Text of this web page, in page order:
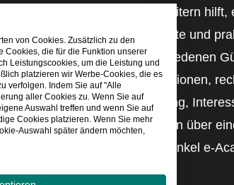
Mitarbeitern
relevante und
verschiedenen
Rezensionen,
Beratung,
verfügen über
Thuiswinkel e-
von Cookies. Zusätzlich zu den
Cookies, die für die Funktion unserer
Leistungscookies, um die Leistung und
platzieren wir Werbe-Cookies, die es
verfolgen. Indem Sie auf "Alle
aller Cookies zu. Wenn Sie auf
Auswahl treffen und wenn Sie auf
Cookies platzieren. Wenn Sie mehr
Auswahl später ändern möchten,